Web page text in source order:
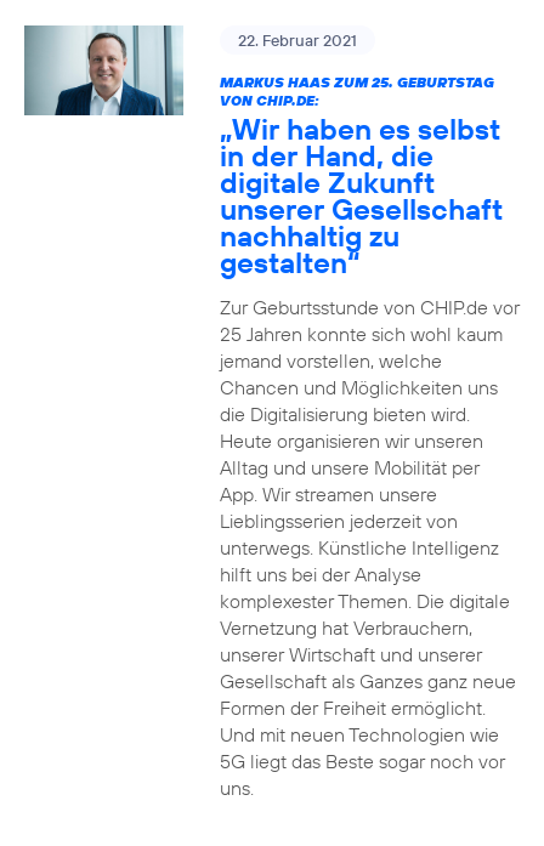
22. Februar 2021
MARKUS HAAS ZUM 25. GEBURTSTAG
VON CHIP.DE:
„Wir haben es selbst
in der Hand, die
digitale Zukunft
unserer Gesellschaft
nachhaltig zu
gestalten“
Zur Geburtsstunde von CHIP.de vor
25 Jahren konnte sich wohl kaum
jemand vorstellen, welche
Chancen und Möglichkeiten uns
die Digitalisierung bieten wird.
Heute organisieren wir unseren
Alltag und unsere Mobilität per
App. Wir streamen unsere
Lieblingsserien jederzeit von
unterwegs. Künstliche Intelligenz
hilft uns bei der Analyse
komplexester Themen. Die digitale
Vernetzung hat Verbrauchern,
unserer Wirtschaft und unserer
Gesellschaft als Ganzes ganz neue
Formen der Freiheit ermöglicht.
Und mit neuen Technologien wie
5G liegt das Beste sogar noch vor
uns.